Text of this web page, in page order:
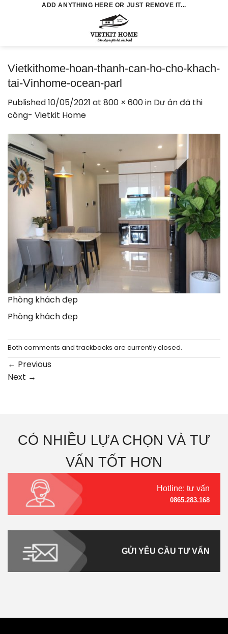
ADD ANYTHING HERE OR JUST REMOVE IT...
Vietkithome-hoan-thanh-can-ho-cho-khach-
tai-Vinhome-ocean-parl
Published10/05/2021 at 800 × 600in Dự án đã thi
công- Vietkit Home
Phòng khách đẹp
Phòng khách đẹp
Both comments and trackbacks are currently closed.
← Previous
Next →
CÓ NHIỀU LỰA CHỌN VÀ TƯ
VẤN TỐT HƠN
Hotline: tư vấn
0865.283.168
GỬI YÊU CẦU TƯ VẤN